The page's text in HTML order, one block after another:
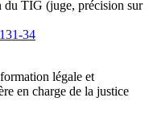
du TIG (juge, précision sur
34
légale et
en charge de la justice